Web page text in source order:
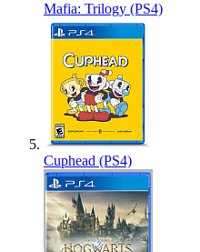
Mafia: Trilogy (PS4)
Cuphead (PS4)